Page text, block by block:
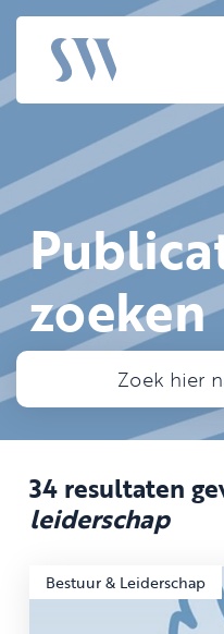
zoeken
34 resultaten
leiderschap
Bestuur & Leiderschap